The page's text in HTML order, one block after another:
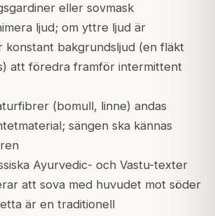
eller sovmask
ljud; om yttre ljud är
konstant bakgrundsljud (en fläkt
att föredra framför intermittent
(bomull, linne) andas
sängen ska kännas
Ayurvedic- och Vastu-texter
att sova med huvudet mot söder
är en traditionell